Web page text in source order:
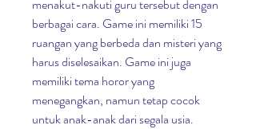
menakut-nakuti guru tersebut dengan
berbagai cara. Game ini memiliki 15
ruangan yang berbeda dan misteri yang
harus diselesaikan. Game ini juga
memiliki tema horor yang
menegangkan, namun tetap cocok
untuk anak-anak dari segala usia.